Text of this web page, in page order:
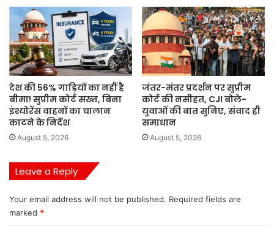
देश की 56% गाड़ियों का नहीं है
बीमा! सुप्रीम कोर्ट सख्त, बिना
इंश्योरेंस वाहनों का चालान
काटने के निर्देश
August 5, 2026
जंतर-मंतर प्रदर्शन पर सुप्रीम
कोर्ट की नसीहत, CJI बोले-
युवाओं की बात सुनिए, संवाद ही
समाधान
August 5, 2026
Leave a Reply
Your email address will not be published. Required fields are
marked *